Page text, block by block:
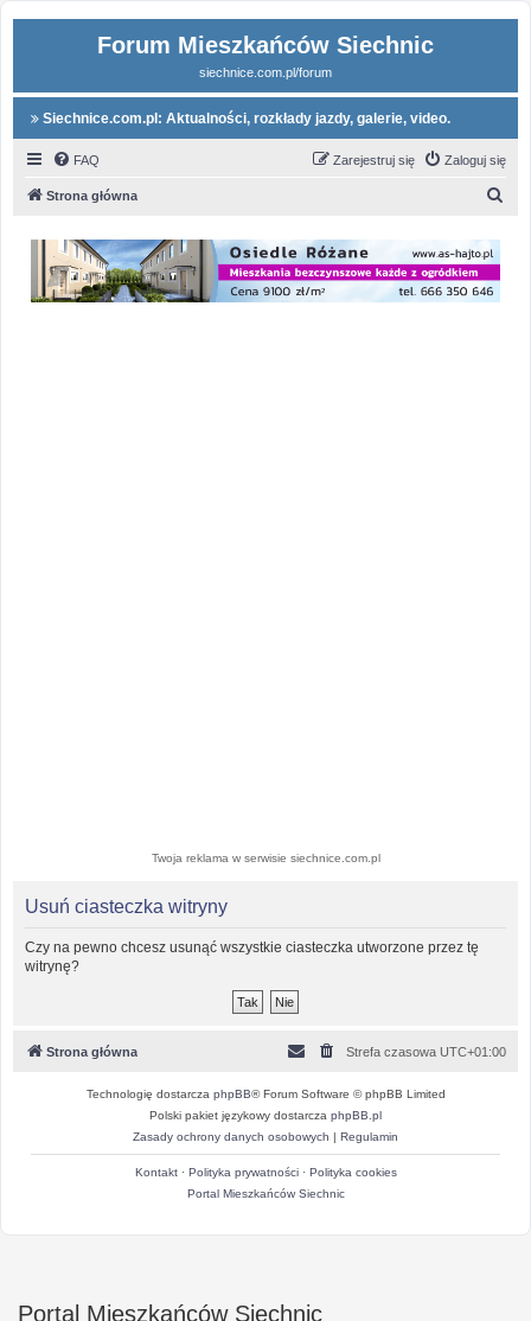
Forum Mieszkańców Siechnic
siechnice.com.pl/forum
Siechnice.com.pl: Aktualności, rozkłady jazdy, galerie, video.
FAQ Zaloguj się
Zarejestruj się
Strona główna
Twoja reklama w serwisie siechnice.com.pl
Usuń ciasteczka witryny
Czy na pewno chcesz usunąć wszystkie ciasteczka utworzone przez tę
witrynę?
Strona główna Strefa czasowa UTC+01:00
Technologię dostarcza phpBB® Forum Software © phpBB Limited
Polski pakiet językowy dostarcza phpBB.pl
Zasady ochrony danych osobowych | Regulamin
Kontakt· Polityka prywatności· Polityka cookies
Portal Mieszkańców Siechnic
Portal Mieszkańców Siechnic